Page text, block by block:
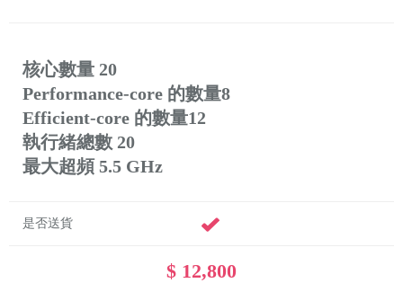
核心數量 20
Performance-core 的數量8
Efficient-core 的數量12
執行緒總數 20
最大超頻 5.5 GHz
是否送貨
$ 12,800